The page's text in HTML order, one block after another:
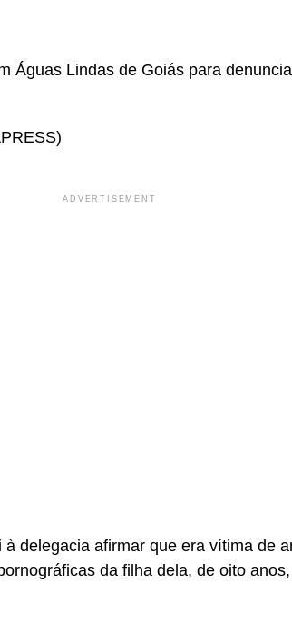
Águas Lindas de Goiás para
ADVERTISEMENT
delegacia afirmar que era vítima de
da filha dela, de oito